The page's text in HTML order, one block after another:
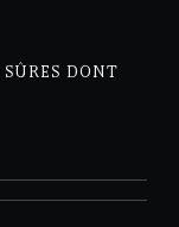
DONT